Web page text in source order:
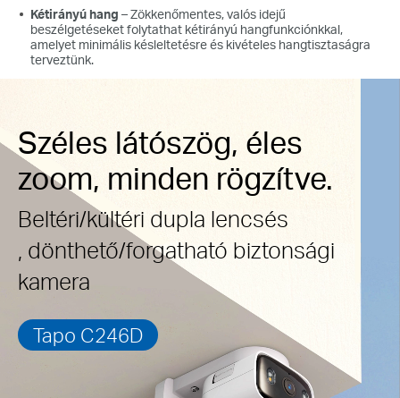
Kétirányú hang – Zökkenőmentes, valós idejű
beszélgetéseket folytathat kétirányú hangfunkciónkkal,
amelyet minimális késleltetésre és kivételes hangtisztaságra
terveztünk.
Széles látószög, éles
zoom, minden rögzítve.
Beltéri/kültéri dupla lencsés
, dönthető/forgatható biztonsági
kamera
Tapo C246D